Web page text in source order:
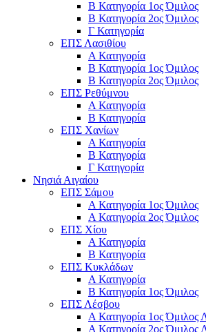
Β Κατηγορία 1ος Όμιλος
Β Κατηγορία 2ος Όμιλος
Γ Κατηγορία
ΕΠΣ Λασιθίου
Α Κατηγορία
Β Κατηγορία 1ος Όμιλος
Β Κατηγορία 2ος Όμιλος
ΕΠΣ Ρεθύμνου
Α Κατηγορία
Β Κατηγορία
ΕΠΣ Χανίων
Α Κατηγορία
Β Κατηγορία
Γ Κατηγορία
Νησιά Αιγαίου
ΕΠΣ Σάμου
Α Κατηγορία 1ος Όμιλος
Α Κατηγορία 2ος Όμιλος
ΕΠΣ Χίου
Α Κατηγορία
Β Κατηγορία
ΕΠΣ Κυκλάδων
Α Κατηγορία
Β Κατηγορία 1ος Όμιλος
ΕΠΣ Λέσβου
Α Κατηγορία 1ος Όμιλος
Α Κατηγορία 2ος Όμιλος